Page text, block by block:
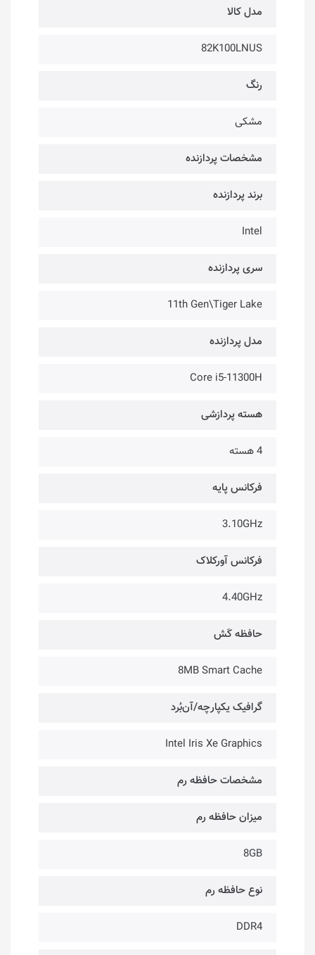
مدل کالا
82K100LNUS
رنگ
مشکی
مشخصات پردازنده
برند پردازنده
Intel
سری پردازنده
11th Gen\Tiger Lake
مدل پردازنده
Core i5-11300H
هسته پردازشی
4 هسته
فرکانس پایه
3.10GHz
فرکانس آورکلاک
4.40GHz
حافظه کَش
8MB Smart Cache
گرافیک یکپارچه/آن‌بُرد
Intel Iris Xe Graphics
مشخصات حافظه رم
میزان حافظه رم
8GB
نوع حافظه رم
DDR4